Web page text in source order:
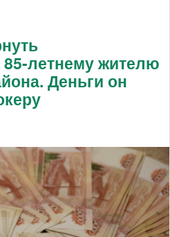
летнему жителю
Деньги он